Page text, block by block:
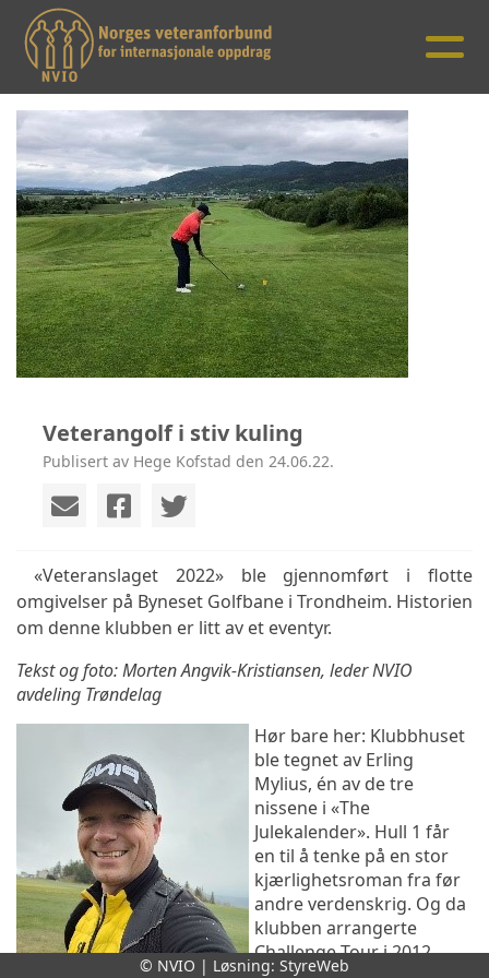
Veterangolf i stiv kuling
Publisert av Hege Kofstad den 24.06.22.
«Veteranslaget 2022» ble gjennomført i flotte
omgivelser på Byneset Golfbane i Trondheim. Historien
om denne klubben er litt av et eventyr.
Tekst og foto: Morten Angvik-Kristiansen, leder NVIO
avdeling Trøndelag
Hør bare her: Klubbhuset
ble tegnet av Erling
Mylius, én av de tre
nissene i «The
Julekalender». Hull 1 får
en til å tenke på en stor
kjærlighetsroman fra før
andre verdenskrig. Og da
klubben arrangerte
Challenge Tour i 2012,
© NVIO | Løsning: StyreWeb